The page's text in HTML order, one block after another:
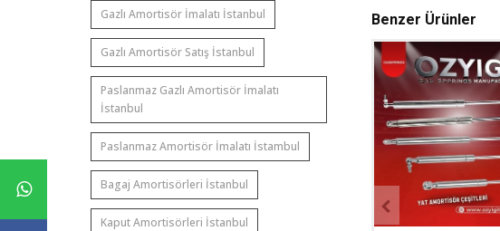
Gazlı Amortisör İmalatı İstanbul
Gazlı Amortisör Satış İstanbul
Paslanmaz Gazlı Amortisör İmalatı
İstanbul
Paslanmaz Amortisör İmalatı İstambul
Bagaj Amortisörleri İstanbul
Kaput Amortisörleri İstanbul
Benzer Ürünler